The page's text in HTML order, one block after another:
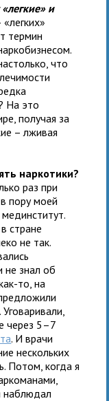
и
термин
что
На это
получая за
– лживая
наркотики?
раз при
пору моей
стране
не так.
не знал об
то, на
через 5–7
. И врачи
нескольких
Потом, когда я
наблюдал